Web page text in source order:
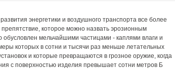
энергетики и воздушного транспорта все более
которое можно назвать эрозионным
обусловлен мельчайшими частицами - каплями влаги и
которых в сотни и тысячи раз меньше летательных
и которые превращаются в грозное оружие, когда
с поверхностью изделия превышает сотни метров Б